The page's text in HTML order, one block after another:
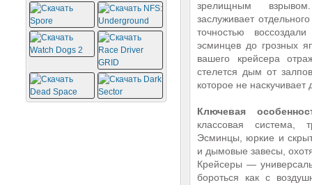
зрелищным
заслуживает
точностью
эсминцев до грозных
вашего крейсера
стелется дым от
которое не
Ключевая
классовая система,
Эсминцы, юркие и
и дымовые завесы,
Крейсеры —
бороться как с